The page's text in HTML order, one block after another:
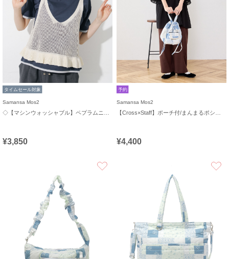
タイムセール対象
Samansa Mos2
¥3,850
予約
Samansa Mos2
¥4,400